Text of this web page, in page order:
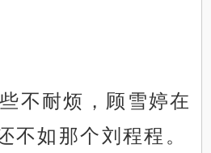
不耐烦，顾雪婷在
不如那个刘程程。